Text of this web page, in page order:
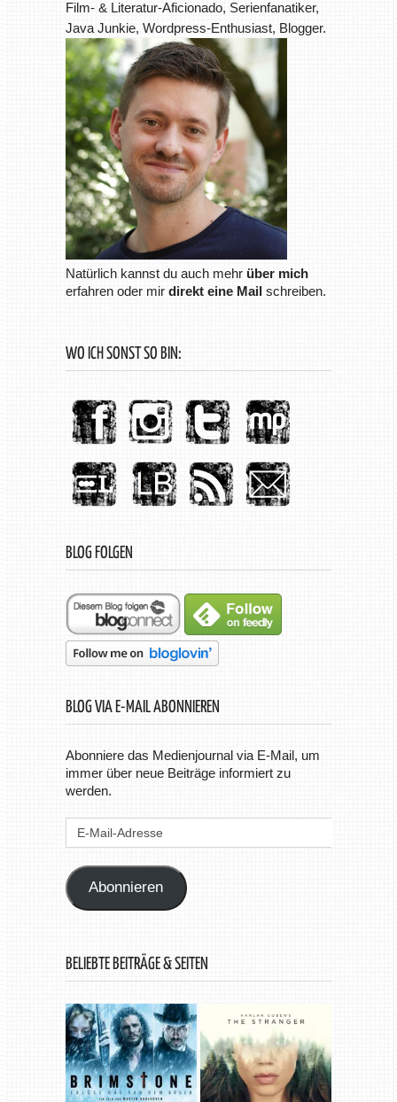
Film- & Literatur-Aficionado, Serienfanatiker,
Java Junkie, Wordpress-Enthusiast, Blogger.
Natürlich kannst du auch mehr über mich
erfahren oder mir direkt eine Mail schreiben.
WO ICH SONST SO BIN:
BLOG FOLGEN
BLOG VIA E-MAIL ABONNIEREN
Abonniere das Medienjournal via E-Mail, um
immer über neue Beiträge informiert zu
werden.
Abonnieren
BELIEBTE BEITRÄGE & SEITEN